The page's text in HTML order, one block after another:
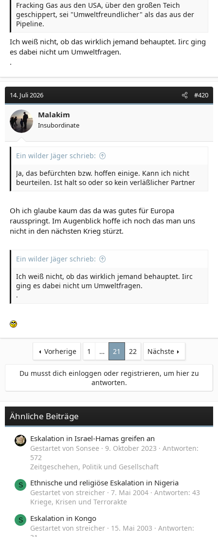
Fracking Gas aus den USA, über den großen Teich
geschippert, sei "Umweltfreundlicher" als das aus der
Pipeline.
Ich weiß nicht, ob das wirklich jemand behauptet. Iirc ging
es dabei nicht um Umweltfragen.
.
14. Juli 2026 #420
Malakim
Insubordinate
Ein wilder Jäger schrieb:
Ja, das befürchten bzw. hoffen einige. Kann ich nicht
beurteilen. Ist halt so oder so kein verläßlicher Partner
Oh ich glaube kaum das da was gutes für Europa
rausspringt. Im Augenblick hoffe ich noch das man uns
nicht in den nächsten Krieg stürzt.
Ein wilder Jäger schrieb:
Ich weiß nicht, ob das wirklich jemand behauptet. Iirc
ging es dabei nicht um Umweltfragen.
.
Vorherige 1 … 21 22 Nächste
Du musst dich einloggen oder registrieren, um hier zu
antworten.
Ähnliche Beiträge
Eskalation in Israel-Hamas greifen an
Gestartet von Sonsee 9. Oktober 2023
Antworten:
572
Zeitgeschehen, Politik und Gesellschaft
S Ethnische und religiöse Eskalation in Nigeria
Gestartet von streicher 7. Mai 2004
Antworten: 43
Kriege, Krisen und Terrorakte
S Eskalation in Kongo
Gestartet von streicher 15. Mai 2003
Antworten: